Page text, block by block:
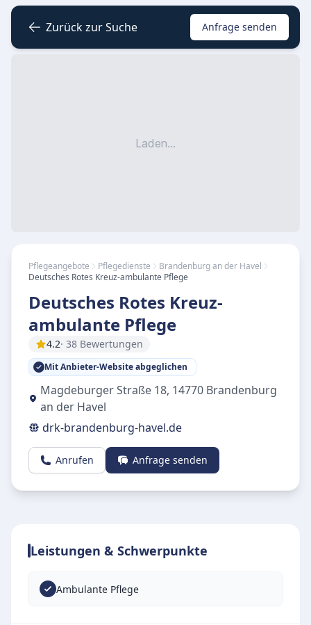
Zurück zur Suche Anfrage senden
Laden...
Pflegeangebote Pflegedienste
Brandenburg an der Havel
Deutsches Rotes Kreuz-ambulante Pflege
Deutsches Rotes Kreuz-
ambulante Pflege
4.2· 38 Bewertungen
Mit Anbieter-Website abgeglichen
Magdeburger Straße 18, 14770 Brandenburg
an der Havel
drk-brandenburg-havel.de
Anrufen Anfrage senden
Leistungen & Schwerpunkte
Ambulante Pflege